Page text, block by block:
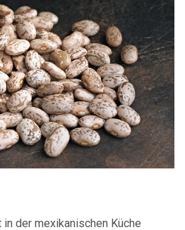
der mexikanischen Küche